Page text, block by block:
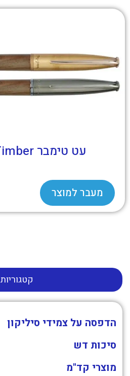
קטגוריות
הדפסה על צמידי סיליקון
סיכות דש
מוצרי קד"מ
עט טימבר Timber כדורי עץ
מעבר למוצר